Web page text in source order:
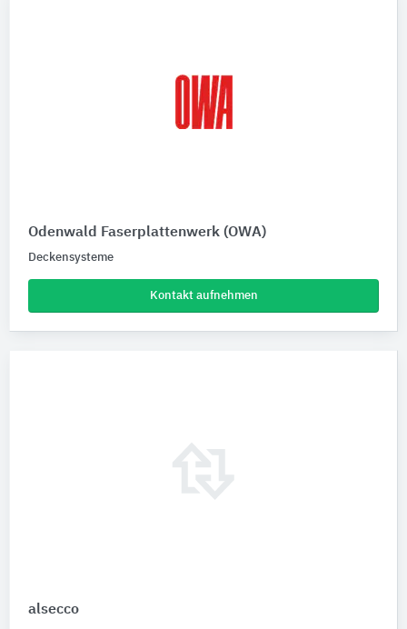
Odenwald Faserplattenwerk (OWA)
Deckensysteme
Kontakt aufnehmen
alsecco